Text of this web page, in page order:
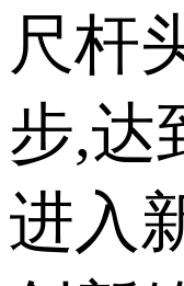
尺杆
步,达
进入